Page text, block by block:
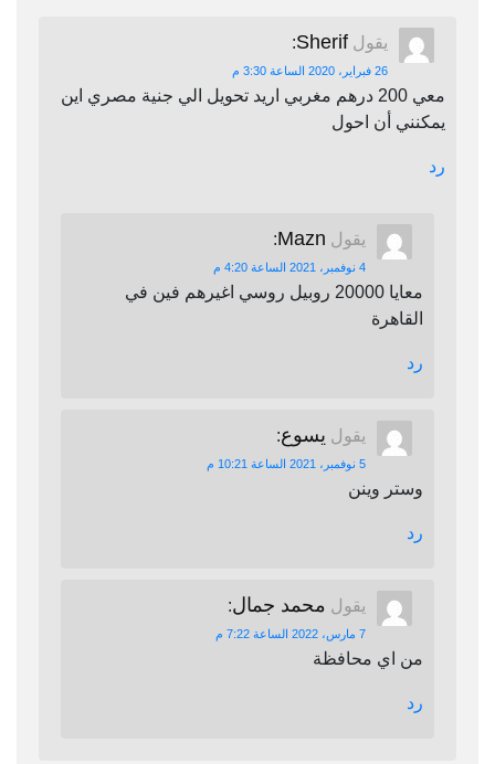
يقول Sherif
:
26 فبراير، 2020 الساعة 3:30 م
معي 200 درهم مغربي اريد تحويل الي جنية مصري اين
يمكنني أن احول
رد
يقول Mazn
:
4 نوفمبر، 2021 الساعة 4:20 م
معايا 20000 روبيل روسي اغيرهم فين في
القاهرة
رد
يقول يسوع:
5 نوفمبر، 2021 الساعة 10:21 م
وستر وينن
رد
يقول محمد جمال:
7 مارس، 2022 الساعة 7:22 م
من اي محافظة
رد